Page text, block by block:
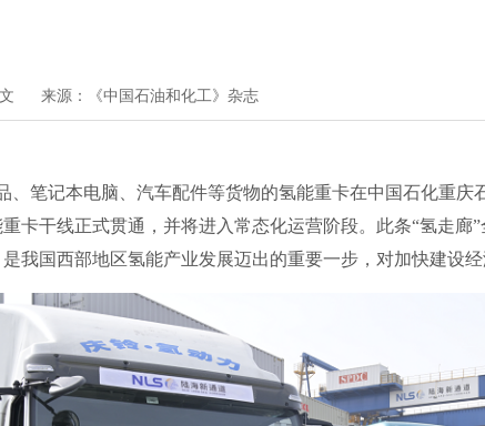
来源：《中国石油和化工》杂志
笔记本电脑、汽车配件等货物的氢能重卡在中国石化重庆
卡干线正式贯通，并将进入常态化运营阶段。此条“氢走
我国西部地区氢能产业发展迈出的重要一步，对加快建设